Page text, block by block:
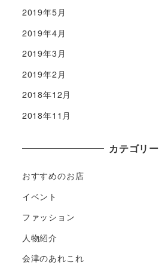
2019年5月
2019年4月
2019年3月
2019年2月
2018年12月
2018年11月
カテゴリー
おすすめのお店
イベント
ファッション
人物紹介
会津のあれこれ